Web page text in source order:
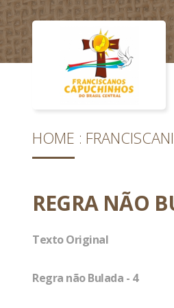
HOME
REGRA NÃO
Texto Original
Regra não Bulada - 4